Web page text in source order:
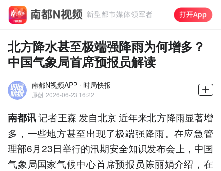
北方降水甚至极端强降雨为何增多？
中国气象局首席预报员解读
南都N视频APP · 时局快报
原创 2026-06-23 16:22
南都讯记者王森 发自北京 近年来北方降雨显著增
多，一些地方甚至出现了极端强降雨。在应急管
理部6月23日举行的汛期安全知识发布会上，中国
气象局国家气候中心首席预报员陈丽娟介绍，在